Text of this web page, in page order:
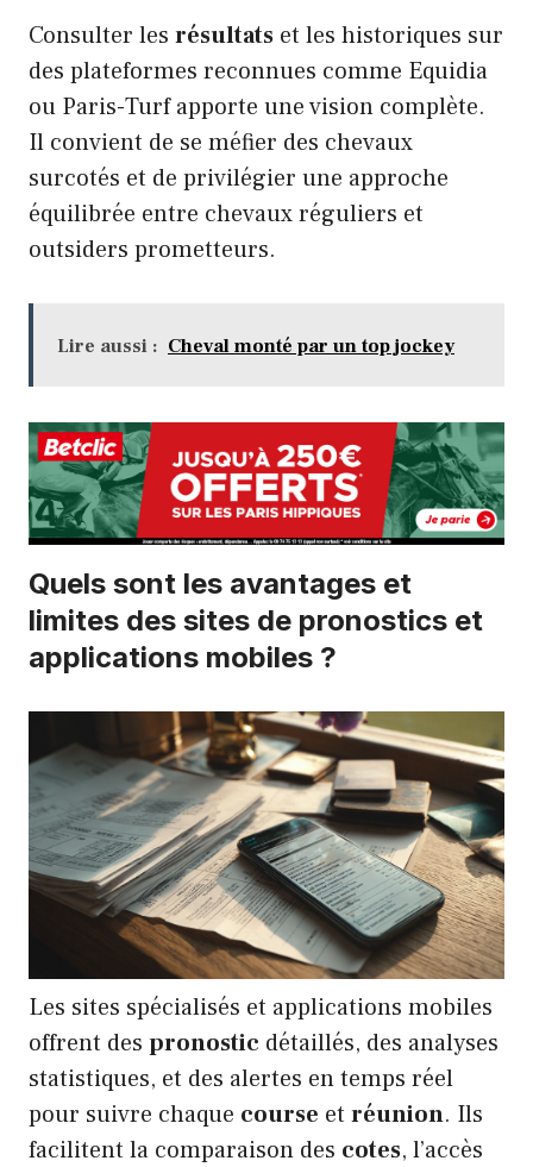
Consulter les résultats et les historiques sur
des plateformes reconnues comme Equidia
ou Paris-Turf apporte une vision complète.
Il convient de se méfier des chevaux
surcotés et de privilégier une approche
équilibrée entre chevaux réguliers et
outsiders prometteurs.
Lire aussi : Cheval monté par un top jockey
Quels sont les avantages et
limites des sites de pronostics et
applications mobiles ?
Les sites spécialisés et applications mobiles
offrent des pronostic détaillés, des analyses
statistiques, et des alertes en temps réel
pour suivre chaque course et réunion. Ils
facilitent la comparaison des cotes, l’accès